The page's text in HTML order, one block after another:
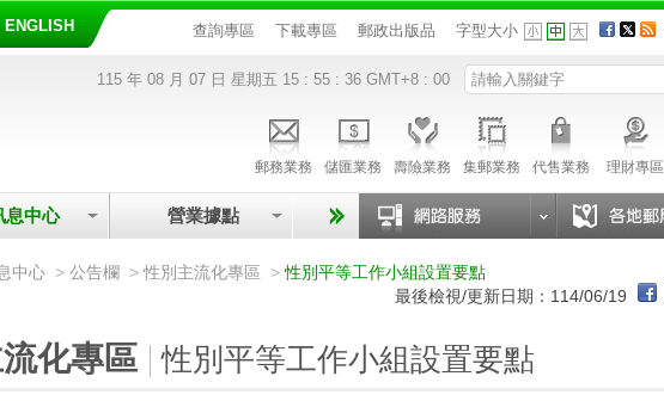
ENGLISH 查詢專區 下載專區 郵政出版品 字型大小
115 年 08 月 07 日 星期五 15 : 55 : 36 GMT+8 : 00
郵務業務 儲匯業務 壽險業務 集郵業務 代售業務 理財專區
息中心
營業據點
中心 > 公告欄 > 性別主流化專區 >性別平等工作小組設置要點
最後檢視/更新日期：114/06/19
化專區 性別平等工作小組設置要點